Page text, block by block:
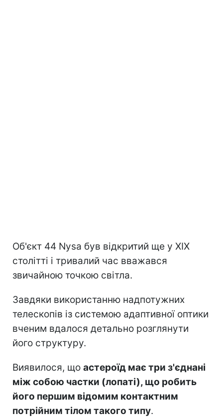
Об'єкт 44 Nysa був відкритий ще у XIX
столітті і тривалий час вважався
звичайною точкою світла.
Завдяки використанню надпотужних
телескопів із системою адаптивної оптики
вченим вдалося детально розглянути
його структуру.
Виявилося, що астероїд має три з'єднані
між собою частки (лопаті), що робить
його першим відомим контактним
потрійним тілом такого типу.